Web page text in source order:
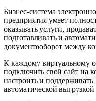
Бизнес-система
предприятия умеет
оказывать услуги,
подготавливать и
документооборот между
К каждому виртуальному
подключить свой сайт на
настроить и
автоматической